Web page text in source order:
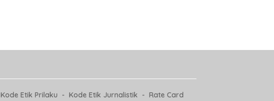
Kode Etik Prilaku Kode Etik Jurnalistik Rate Card